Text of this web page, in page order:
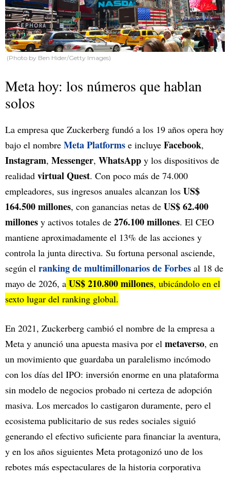
(Photo by Ben Hider/Getty Images)
Meta hoy: los números que hablan
solos
La empresa que Zuckerberg fundó a los 19 años opera hoy
bajo el nombre Meta Platforms e incluye Facebook,
Instagram, Messenger, WhatsApp y los dispositivos de
realidad virtual Quest. Con poco más de 74.000
empleadores, sus ingresos anuales alcanzan los US$
164.500 millones, con ganancias netas de US$ 62.400
millones y activos totales de 276.100 millones. El CEO
mantiene aproximadamente el 13% de las acciones y
controla la junta directiva. Su fortuna personal asciende,
según el ranking de multimillonarios de Forbes al 18 de
mayo de 2026, a US$ 210.800 millones, ubicándolo en el
sexto lugar del ranking global.
En 2021, Zuckerberg cambió el nombre de la empresa a
Meta y anunció una apuesta masiva por el metaverso, en
un movimiento que guardaba un paralelismo incómodo
con los días del IPO: inversión enorme en una plataforma
sin modelo de negocios probado ni certeza de adopción
masiva. Los mercados lo castigaron duramente, pero el
ecosistema publicitario de sus redes sociales siguió
generando el efectivo suficiente para financiar la aventura,
y en los años siguientes Meta protagonizó uno de los
rebotes más espectaculares de la historia corporativa